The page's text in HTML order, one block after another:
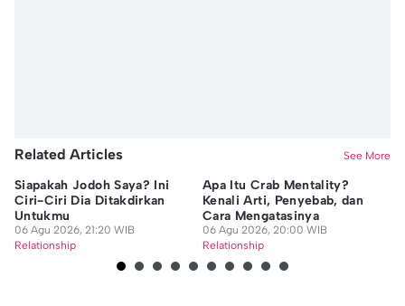
Related Articles See More
Siapakah Jodoh Saya? Ini
Ciri-Ciri Dia Ditakdirkan
Untukmu
06 Agu 2026, 21:20 WIB
Relationship
Apa Itu Crab Mentality?
Kenali Arti, Penyebab, dan
Cara Mengatasinya
06 Agu 2026, 20:00 WIB
Relationship